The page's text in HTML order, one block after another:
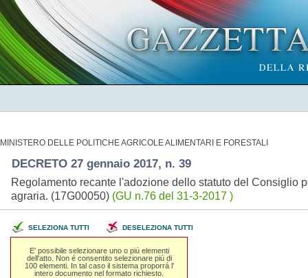
MINISTERO DELLE POLITICHE AGRICOLE ALIMENTARI E FORESTALI
DECRETO 27 gennaio 2017, n. 39
Regolamento recante l'adozione dello statuto del Consiglio
agraria. (17G00050) (GU n.76 del 31-3-2017 )
SELEZIONA TUTTI DESELEZIONA TUTTI
E' possibile selezionare uno o piú elementi
dell'atto. Non é consentito selezionare piú di
100 elementi. In tal caso il sistema proporrá l'
intero documento nel formato richiesto.